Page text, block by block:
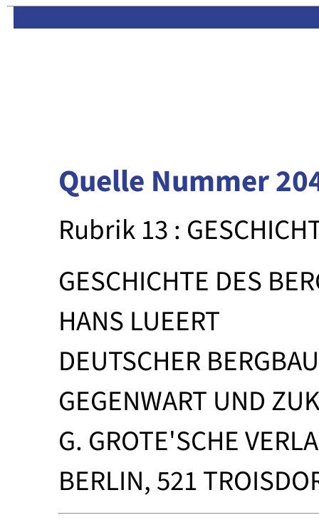
Quelle Nummer
Rubrik 13 :
GESCHICHTE DES
HANS LUEERT
DEUTSCHER
GEGENWART UND
G. GROTE'SCHE
BERLIN, 521